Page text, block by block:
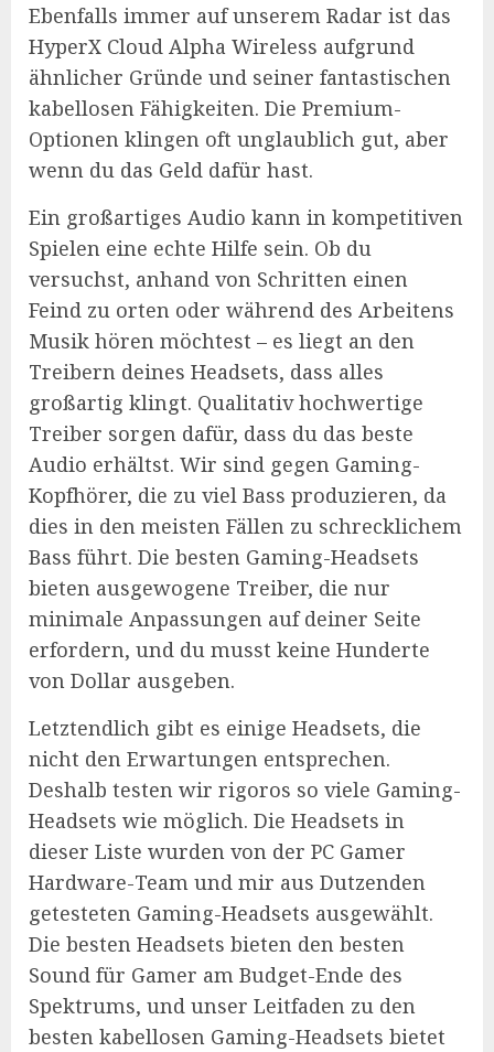
Ebenfalls immer auf unserem Radar ist das
HyperX Cloud Alpha Wireless aufgrund
ähnlicher Gründe und seiner fantastischen
kabellosen Fähigkeiten. Die Premium-
Optionen klingen oft unglaublich gut, aber
wenn du das Geld dafür hast.
Ein großartiges Audio kann in kompetitiven
Spielen eine echte Hilfe sein. Ob du
versuchst, anhand von Schritten einen
Feind zu orten oder während des Arbeitens
Musik hören möchtest – es liegt an den
Treibern deines Headsets, dass alles
großartig klingt. Qualitativ hochwertige
Treiber sorgen dafür, dass du das beste
Audio erhältst. Wir sind gegen Gaming-
Kopfhörer, die zu viel Bass produzieren, da
dies in den meisten Fällen zu schrecklichem
Bass führt. Die besten Gaming-Headsets
bieten ausgewogene Treiber, die nur
minimale Anpassungen auf deiner Seite
erfordern, und du musst keine Hunderte
von Dollar ausgeben.
Letztendlich gibt es einige Headsets, die
nicht den Erwartungen entsprechen.
Deshalb testen wir rigoros so viele Gaming-
Headsets wie möglich. Die Headsets in
dieser Liste wurden von der PC Gamer
Hardware-Team und mir aus Dutzenden
getesteten Gaming-Headsets ausgewählt.
Die besten Headsets bieten den besten
Sound für Gamer am Budget-Ende des
Spektrums, und unser Leitfaden zu den
besten kabellosen Gaming-Headsets bietet